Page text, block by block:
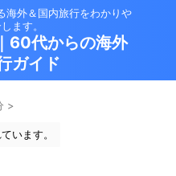
海外＆国内旅行をわかりや
ます。
60代からの海外
ガイド
>
います。